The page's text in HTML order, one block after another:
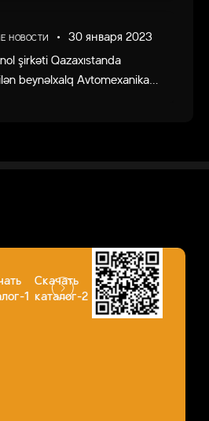
НОВОСТИ
30 января 2023
şirkəti Qazaxıstanda
beynəlxalq Avtomexanika
1
Скачать
каталог-2